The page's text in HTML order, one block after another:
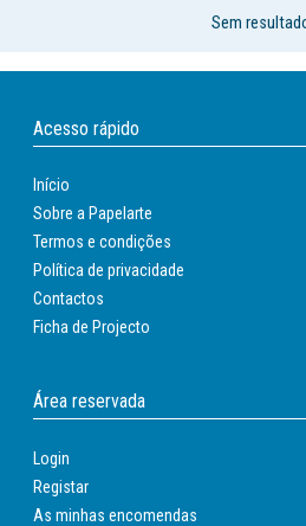
Sem
Acesso rápido
Início
Sobre a Papelarte
Termos e condições
Política de privacidade
Contactos
Ficha de Projecto
Área reservada
Login
Registar
As minhas encomendas